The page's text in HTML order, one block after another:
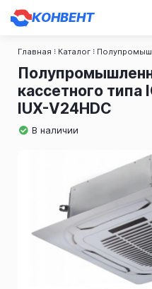
КОНВЕНТ
Главная Каталог
кассетного типа
IUX-V24HDC
В наличии